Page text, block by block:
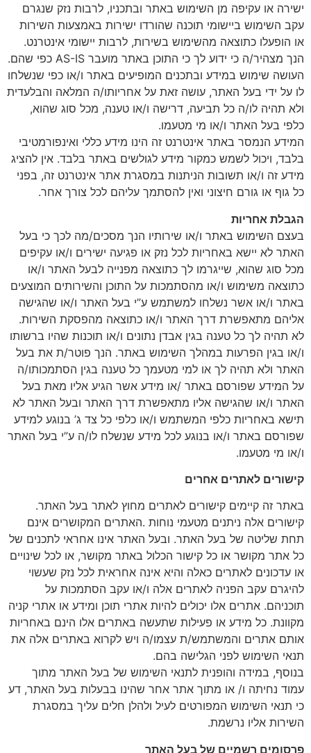
ישירה או עקיפה מן השימוש באתר ובתכניו, לרבות נזק שנגרם
עקב השימוש ביישומי תוכנה שהורדו ישירות באמצעות השירות
או הופעלו כתוצאה מהשימוש בשירות, לרבות יישומי אינטרנט.
הנך מצהיר/ה כי ידוע לך כי התוכן באתר מועבר AS-IS כפי שהם.
העושה שימוש במידע ובתכנים המופיעים באתר ו/או כפי שנשלחו
לו על ידי בעל האתר, עושה זאת על אחריותו/ה המלאה והבלעדית
ולא תהיה לו/ה כל תביעה, דרישה ו/או טענה, מכל סוג שהוא,
כלפי בעל האתר ו/או מי מטעמו.
המידע הנמסר באתר אינטרנט זה הינו מידע כללי ואינפורמטיבי
בלבד, ויכול לשמש כמקור מידע לגולשים באתר בלבד. אין להציג
מידע זה ו/או תשובות הניתנות במסגרת אתר אינטרנט זה, בפני
כל גוף או גורם חיצוני ואין להסתמך עליהם לכל צורך אחר.
הגבלת אחריות
בעצם השימוש באתר ו/או שירותיו הנך מסכים/מה לכך כי בעל
האתר לא יישא באחריות לכל נזק או פגיעה ישירים ו/או עקיפים
מכל סוג שהוא, שייגרמו לך כתוצאה מפנייה לבעל האתר ו/או
כתוצאה משימוש ו/או מהסתמכות על התוכן והשירותים המוצעים
באתר ו/או אשר נשלחו למשתמש ע”י בעל האתר ו/או שהגישה
אליהם מתאפשרת דרך האתר ו/או כתוצאה מהפסקת השירות.
לא תהיה לך כל טענה בגין אבדן נתונים ו/או תוכנות שהיו ברשותו
ו/או בגין הפרעות במהלך השימוש באתר. הנך פוטר/ת את בעל
האתר ולא תהיה לך או למי מטעמך כל טענה בגין הסתמכותו/ה
על המידע שפורסם באתר /או מידע אשר הגיע אליו מאת בעל
האתר ו/או שהגישה אליו מתאפשרת דרך האתר ובעל האתר לא
תישא באחריות כלפי המשתמש ו/או כלפי כל צד ג’ בנוגע למידע
שפורסם באתר ו/או בנוגע לכל מידע שנשלח לו/ה ע”י בעל האתר
ו/או מי מטעמו.
קישורים לאתרים אחרים
באתר זה קיימים קישורים לאתרים מחוץ לאתר בעל האתר.
קישורים אלה ניתנים מטעמי נוחות .האתרים המקושרים אינם
תחת שליטה של בעל האתר. ובעל האתר אינו אחראי לתכנים של
כל אתר מקושר או כל קישור הכלול באתר מקושר, או לכל שינויים
או עדכונים לאתרים כאלה והיא אינה אחראית לכל נזק שעשוי
להיגרם עקב הפניה לאתרים אלה ו/או עקב הסתמכות על
תוכניהם. אתרים אלו יכולים להיות אתרי תוכן ומידע או אתרי קניה
מקוונת. כל מידע או פעילות שתעשה באתרים אלו הינם באחריות
אותם אתרים והמשתמש/ת עצמו/ה ויש לקרוא באתרים אלה את
תנאי השימוש לפני הגלישה בהם.
בנוסף, במידה והופנית לתנאי השימוש של בעל האתר מתוך
עמוד נחיתה ו/ או מתוך אתר אחר שהינו בבעלות בעל האתר, דע
כי תנאי השימוש המפורטים לעיל ולהלן חלים עליך במסגרת
השירות אליו נרשמת.
פרסומים רשמיים של בעל האתר